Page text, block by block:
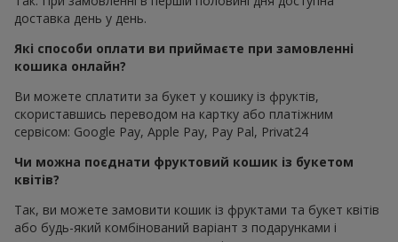
доставка день у день.
Які способи оплати ви приймаєте при замовленні
кошика онлайн?
Ви можете сплатити за букет у кошику із фруктів,
скориставшись переводом на картку або платіжним
сервісом: Google Pay, Apple Pay, Pay Pal, Privat24
Чи можна поєднати фруктовий кошик із букетом
квітів?
Так, ви можете замовити кошик із фруктами та букет квітів
або будь-який комбінований варіант з подарунками і